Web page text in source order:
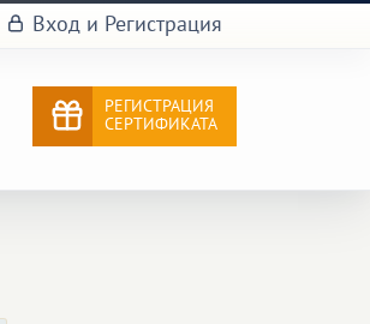
Вход и Регистрация
РЕГИСТРАЦИЯ
СЕРТИФИКАТА